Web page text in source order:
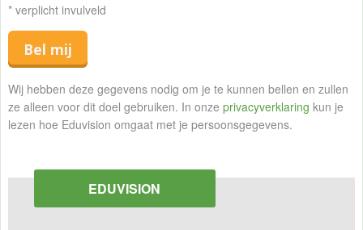
* verplicht invulveld
Bel mij
Wij hebben deze gegevens nodig om je te kunnen bellen en zullen
ze alleen voor dit doel gebruiken. In onze privacyverklaring kun je
lezen hoe Eduvision omgaat met je persoonsgegevens.
EDUVISION